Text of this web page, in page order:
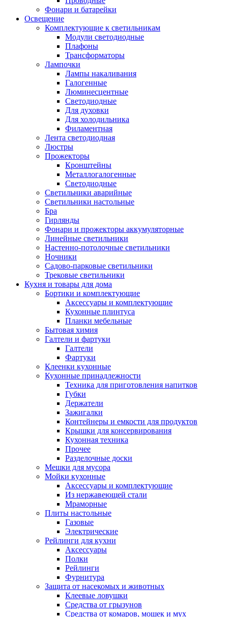
Фонари и батарейки
Освещение
Комплектующие к светильникам
Модули светодиодные
Плафоны
Трансформаторы
Лампочки
Лампы накаливания
Галогенные
Люминесцентные
Светодиодные
Для духовки
Для холодильника
Филаментная
Лента светодиодная
Люстры
Прожекторы
Кронштейны
Металлогалогенные
Светодиодные
Светильники аварийные
Светильники настольные
Бра
Гирлянды
Фонари и прожекторы аккумуляторные
Линейные светильники
Настенно-потолочные светильники
Ночники
Садово-парковые светильники
Трековые светильники
Кухня и товары для дома
Бортики и комплектующие
Аксессуары и комплектующие
Кухонные плинтуса
Планки мебельные
Бытовая химия
Галтели и фартуки
Галтели
Фартуки
Клеенки кухонные
Кухонные принадлежности
Техника для приготовления напитков
Губки
Держатели
Зажигалки
Контейнеры и емкости для продуктов
Крышки для консервирования
Кухонная техника
Прочее
Разделочные доски
Мешки для мусора
Мойки кухонные
Аксессуары и комплектующие
Из нержавеющей стали
Мраморные
Плиты настольные
Газовые
Электрические
Рейлинги для кухни
Аксессуары
Полки
Рейлинги
Фурнитура
Защита от насекомых и животных
Клеевые ловушки
Средства от грызунов
Средства от комаров, мошек и мух